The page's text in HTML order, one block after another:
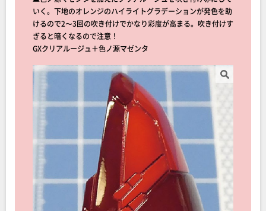
いく。下地のオレンジのハイライトグラデーションが発色を助
けるので2〜3回の吹き付けでかなり彩度が高まる。吹き付けす
ぎると暗くなるので注意！
GXクリアルージュ＋色ノ源マゼンタ